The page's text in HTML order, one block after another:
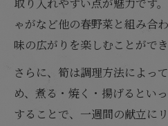
取り入れやすい点が魅力です
ゃがなど他の春野菜と組み合
味の広がりを楽しむことができ
さらに、筍は調理方法によっ
め、煮る・焼く・揚げるとい
することで、一週間の献立に